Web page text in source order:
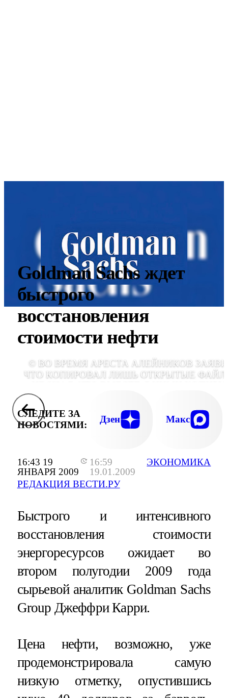
16:43 19
ЯНВАРЯ 2009
16:59
19.01.2009
РЕДАКЦИЯ ВЕСТИ.РУ
ЭКОНОМИКА
Goldman Sachs ждет
быстрого
восстановления
стоимости нефти
© ВО ВРЕМЯ АРЕСТА АЛЕЙНИКОВ
ЧТО КОПИРОВАЛ ЛИШЬ ОТКРЫТЫЕ
СЛЕДИТЕ ЗА
НОВОСТЯМИ:
Дзен Макс
Быстрого и интенсивного
восстановления стоимости
энергоресурсов ожидает во
втором полугодии 2009 года
сырьевой аналитик Goldman Sachs
Group Джеффри Карри.
Цена нефти, возможно, уже
продемонстрировала самую
низкую отметку, опустившись